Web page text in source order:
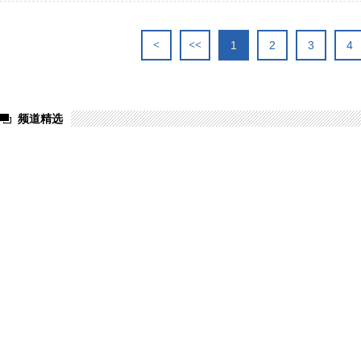
< << 1 2 3 4
频道精选